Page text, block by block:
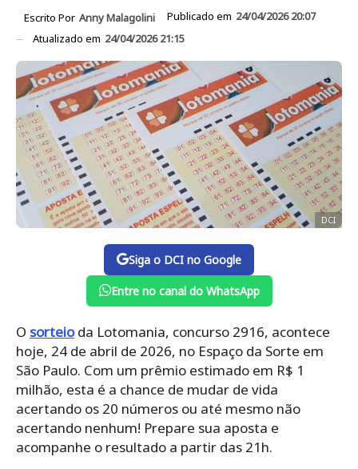
Escrito Por Anny Malagolini Publicado em 24/04/2026 20:07
Atualizado em 24/04/2026 21:15
DCI
Siga o DCI no Google
Entre no canal do WhatsApp
O sorteioda Lotomania, concurso 2916, acontece
hoje, 24 de abril de 2026, no Espaço da Sorte em
São Paulo. Com um prêmio estimado em R$ 1
milhão, esta é a chance de mudar de vida
acertando os 20 números ou até mesmo não
acertando nenhum! Prepare sua aposta e
acompanhe o resultado a partir das 21h.